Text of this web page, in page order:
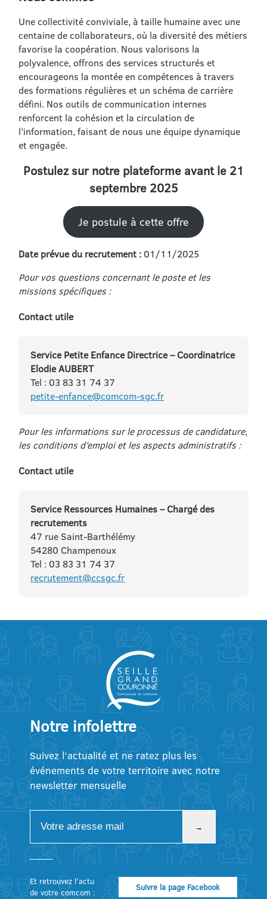
Une collectivité conviviale, à taille humaine avec une
centaine de collaborateurs, où la diversité des métiers
favorise la coopération. Nous valorisons la
polyvalence, offrons des services structurés et
encourageons la montée en compétences à travers
des formations régulières et un schéma de carrière
défini. Nos outils de communication internes
renforcent la cohésion et la circulation de
l’information, faisant de nous une équipe dynamique
et engagée.
Postulez sur notre plateforme avant le 21
septembre 2025
Je postule à cette offre
Date prévue du recrutement : 01/11/2025
Pour vos questions concernant le poste et les
missions spécifiques :
Contact utile
Service Petite Enfance Directrice – Coordinatrice
Elodie AUBERT
Tel : 03 83 31 74 37
petite-enfance@comcom-sgc.fr
Pour les informations sur le processus de candidature,
les conditions d’emploi et les aspects administratifs :
Contact utile
Service Ressources Humaines – Chargé des
recrutements
47 rue Saint-Barthélémy
54280 Champenoux
Tel : 03 83 31 74 37
recrutement@ccsgc.fr
Notre infolettre
Suivez l’actualité et ne ratez plus les
événements de votre territoire avec notre
newsletter mensuelle
Et retrouvez l’actu
de votre comcom :
Suivre la page Facebook